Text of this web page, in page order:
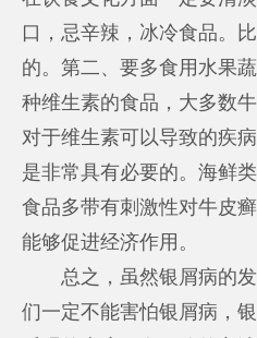
口，忌辛辣，冰冷食品。
的。第二、要多食用水果
种维生素的食品，大多数
对于维生素可以导致的疾
是非常具有必要的。海鲜
食品多带有刺激性对牛皮
能够促进经济作用。
总之，虽然银屑病的发
们一定不能害怕银屑病，